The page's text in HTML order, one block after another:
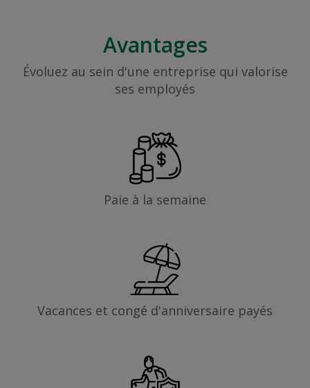
Avantages
Évoluez au sein d'une entreprise qui valorise
ses employés
Paie à la semaine
Vacances et congé d'anniversaire payés